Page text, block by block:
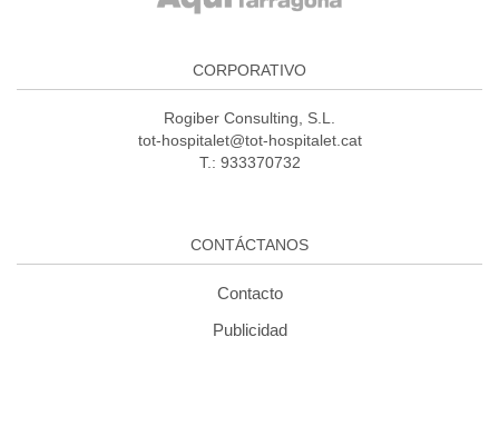
CORPORATIVO
Rogiber Consulting, S.L.
tot-hospitalet@tot-hospitalet.cat
T.: 933370732
CONTÁCTANOS
Contacto
Publicidad